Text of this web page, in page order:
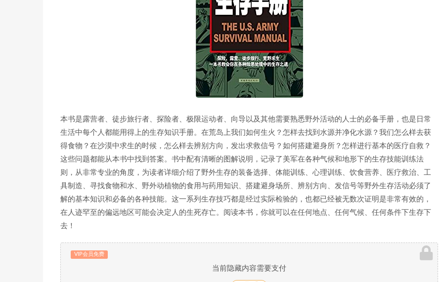
本书是露营者、徒步旅行者、探险者、极限运动者、向导以及其他需要熟悉野外活动的人士的必备手册，也是日常
生活中每个人都能用得上的生存知识手册。在荒岛上我们如何生火？怎样去找到水源并净化水源？我们怎么样去获
得食物？在沙漠中求生的时候，怎么样去辨别方向，发出求救信号？如何搭建避身所？怎样进行基本的医疗自救？
这些问题都能从本书中找到答案。书中配有清晰的图解说明，记录了美军在各种气候和地形下的生存技能训练法
则，从非常专业的角度，为读者详细介绍了野外生存的装备选择、体能训练、心理训练、饮食营养、医疗救治、工
具制造、寻找食物和水、野外动植物的食用与药用知识、搭建避身场所、辨别方向、发信号等野外生存活动必须了
解的基本知识和必备的各种技能。这一系列生存技巧都是经过实际检验的，也都已经被无数次证明是非常有效的，
在人迹罕至的偏远地区可能会决定人的生死存亡。阅读本书，你就可以在任何地点、任何气候、任何条件下生存下
去！
VIP会员免费
当前隐藏内容需要支付